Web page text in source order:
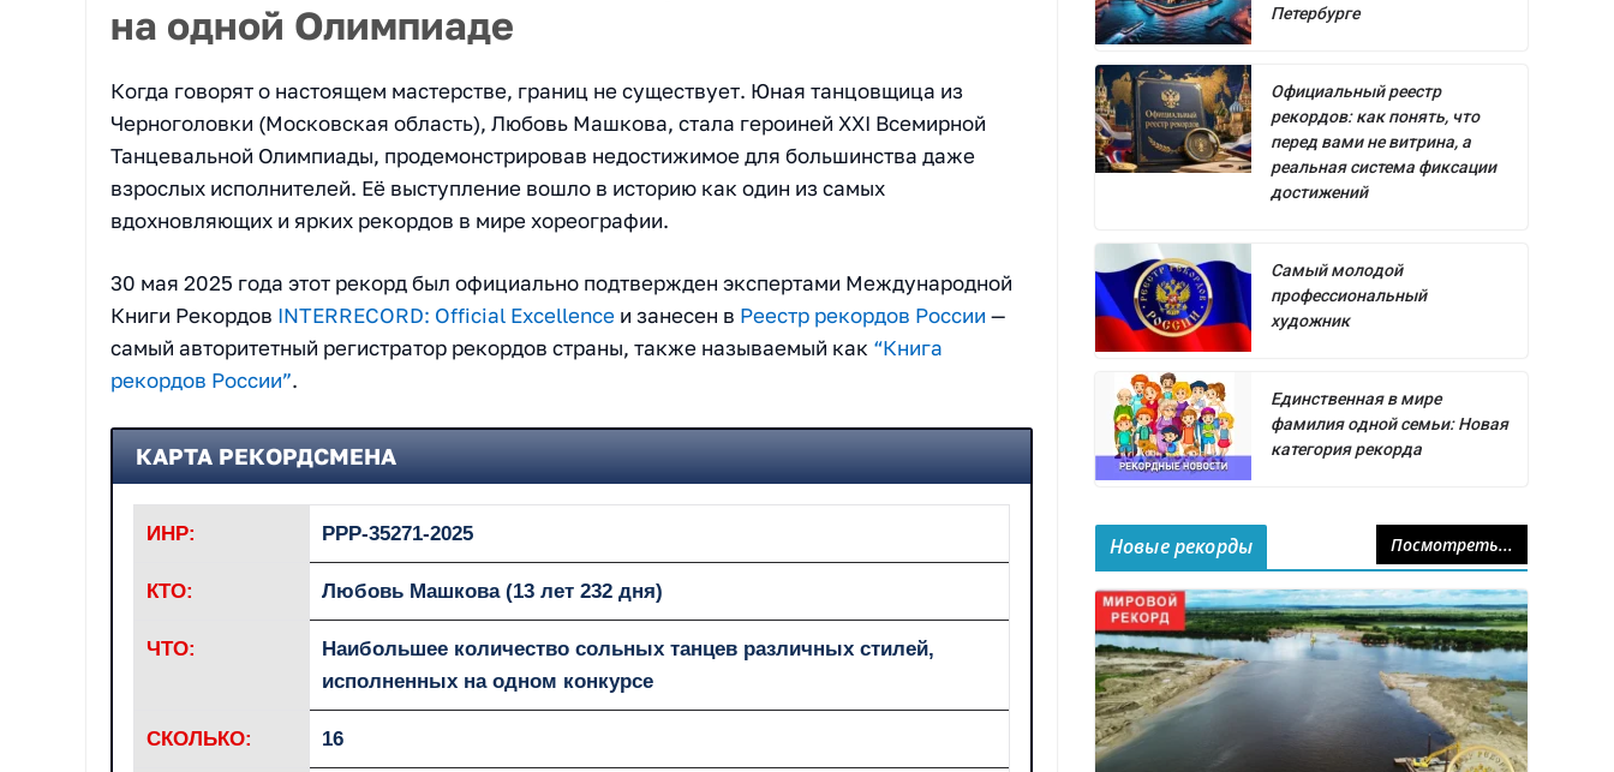
на одной Олимпиаде
Когда говорят о настоящем мастерстве, границ не существует. Юная танцовщица из
Черноголовки (Московская область), Любовь Машкова, стала героиней XXI Всемирной
Танцевальной Олимпиады, продемонстрировав недостижимое для большинства даже
взрослых исполнителей. Её выступление вошло в историю как один из самых
вдохновляющих и ярких рекордов в мире хореографии.
30 мая 2025 года этот рекорд был официально подтвержден экспертами Международной
Книги Рекордов INTERRECORD: Official Excellence и занесен в Реестр рекордов России —
самый авторитетный регистратор рекордов страны, также называемый как “Книга
рекордов России”.
КАРТА РЕКОРДСМЕНА
ИНР: РРР-35271-2025
КТО: Любовь Машкова (13 лет 232 дня)
ЧТО:
Наибольшее количество сольных танцев различных стилей,
исполненных на одном конкурсе
СКОЛЬКО: 16
Петербурге
Официальный реестр
рекордов: как понять, что
перед вами не витрина, а
реальная система фиксации
достижений
Самый молодой
профессиональный
художник
Единственная в мире
фамилия одной семьи: Новая
категория рекорда
Новые рекорды Посмотреть...